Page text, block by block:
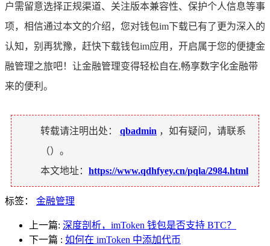
户需留意选择正规渠道、关注版本兼容性、保护个人信息等事
项，相信通过本文的介绍，您对钱包im下载已有了更为深入的
认知，别再犹豫，赶快下载钱包im应用，开启属于您的便捷金
融管理之旅吧！让金融管理变得轻松自在,畅享数字化金融带
来的便利。
转载请注明出处： qbadmin ，如有疑问，请联系
（）。
本文地址： https://www.qdhfyey.cn/pqla/2984.html
标签： 金融管理
上一篇: 深度剖析，imToken 钱包是否支持 BTC？
下一篇 : 如何在 imToken 中添加代币